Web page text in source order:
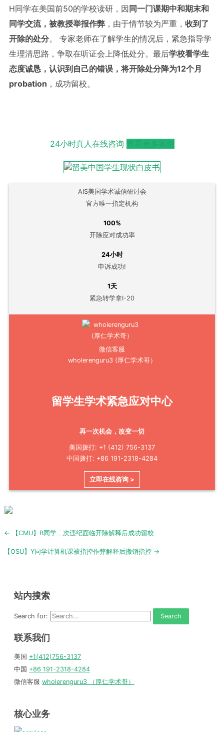
H同学在美国前50的学校读研，因 同一门课期中和期末和
同学交流，被教授举报作弊 ，由于情节较为严重， 收到了
开除的处分。 专家老师在了解学生的情况后，紧急指导学
生理清思路，争取在听证会上降低处分。最后学校看学生
态度诚恳，认识到自己的错误，将开除处分降为12个月
probation ，成功留校。
24小时真人在线咨询
AIS美国学术诚信研讨会
官方唯一指定机构
100%
开除应对成功率
24小时
申诉成功!
1天
紧急转学拿I-20
微信客服
wholerenguru3 (厚仁学术哥）
留学生学术紧急应对中心
再一次机会，改变一切
美国拨打: +1 (412) 756-3137
中国拨打: +86 191-2318-4284
立即在线咨询 >
Post
← 【CMU】B同学二次违纪面临开除解释后成功留校
【OSU】Y同学计算机课被指控作弊解释后撤销指控 →
站内搜索
Search for:
联系我们
美国 +1(412)756-3137
中国 +86 191-2318-4284
微信客服 wholerenguru3 （厚仁学术哥）
核心业务